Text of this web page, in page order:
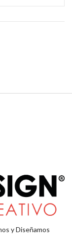
y Diseñamos